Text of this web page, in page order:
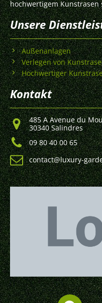
hochwertigem
Unsere
Außenanlagen
Verlegen von
Hochwertiger
Kontakt
485 A Avenue du
30340 Salindres
09 80 40 00 65
contact@luxury-